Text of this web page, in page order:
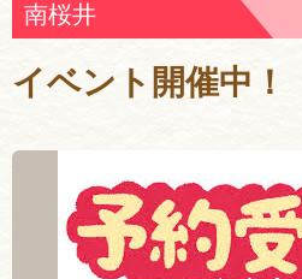
南桜井
イベント開催中！